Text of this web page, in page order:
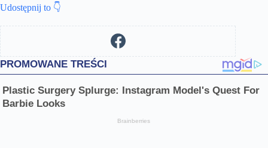
Udostępnij to 👇